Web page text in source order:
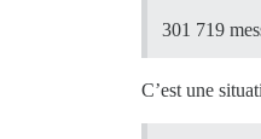
301 719
C’est une